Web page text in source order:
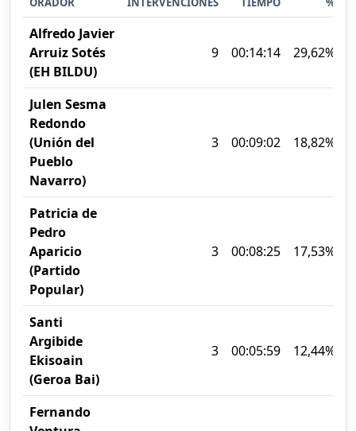
Alfredo Javier
Arruiz Sotés
(EH BILDU)
9 00:14:14 29,62%
Julen Sesma
Redondo
(Unión del
Pueblo
Navarro)
3 00:09:02 18,82%
Patricia de
Pedro
Aparicio
(Partido
Popular)
3 00:08:25 17,53%
Santi
Argibide
Ekisoain
(Geroa Bai)
3 00:05:59 12,44%
Fernando